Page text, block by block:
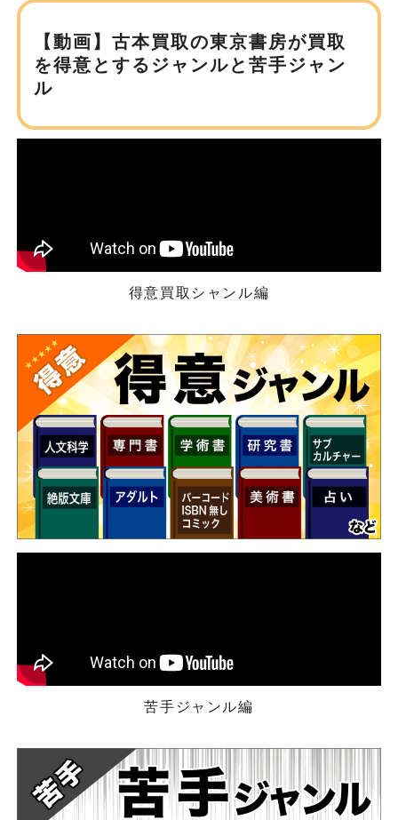
【動画】古本買取の東京書房が買取
を得意とするジャンルと苦手ジャン
ル
得意買取シャンル編
苦手ジャンル編